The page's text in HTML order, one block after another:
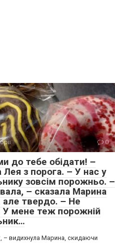
0
до тебе обідати! –
Лея з порога. – У нас у
зовсім порожньо. –
– сказала Марина
але твердо. – Не
У мене теж порожній
– видихнула Марина, скидаючи